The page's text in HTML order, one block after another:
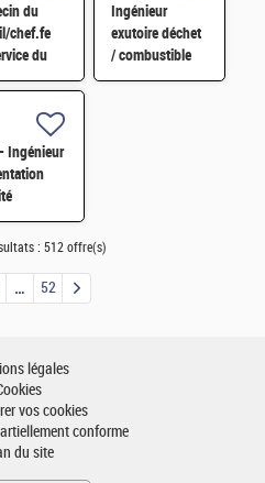
du
chef.fe
du
H/F
Ingénieur
exutoire déchet
/ combustible
H/F
Ingénieur
pour
: 512 offre(s)
52
légales
vos cookies
conforme
du site